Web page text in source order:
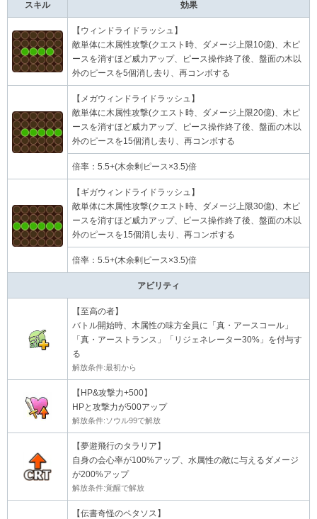
スキル 効果
【ウィンドライドラッシュ】
敵単体に木属性攻撃(クエスト時、ダメージ上限10億)、木ピ
ースを消すほど威力アップ、ピース操作終了後、盤面の木以
外のピースを5個消し去り、再コンボする
【メガウィンドライドラッシュ】
敵単体に木属性攻撃(クエスト時、ダメージ上限20億)、木ピ
ースを消すほど威力アップ、ピース操作終了後、盤面の木以
外のピースを15個消し去り、再コンボする
倍率：5.5+(木余剰ピース×3.5)倍
【ギガウィンドライドラッシュ】
敵単体に木属性攻撃(クエスト時、ダメージ上限30億)、木ピ
ースを消すほど威力アップ、ピース操作終了後、盤面の木以
外のピースを15個消し去り、再コンボする
倍率：5.5+(木余剰ピース×3.5)倍
アビリティ
【至高の者】
バトル開始時、木属性の味方全員に「真・アースコール」
「真・アーストランス」「リジェネレーター30%」を付与す
る
解放条件:最初から
【HP&攻撃力+500】
HPと攻撃力が500アップ
解放条件:ソウル99で解放
【夢遊飛行のタラリア】
自身の会心率が100%アップ、水属性の敵に与えるダメージ
が200%アップ
解放条件:覚醒で解放
【伝書奇怪のペタソス】